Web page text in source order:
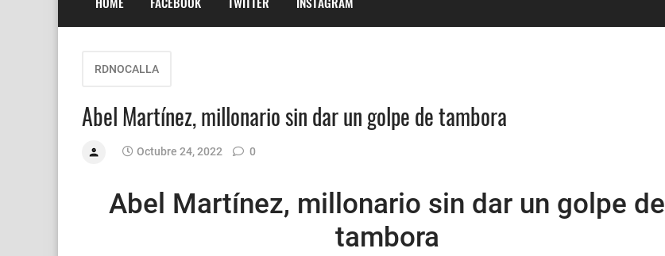
RDNOCALLA
Abel Martínez, millonario sin dar un golpe de tambora
Octubre 24, 2022 0
Abel Martínez, millonario sin dar un golpe de
tambora